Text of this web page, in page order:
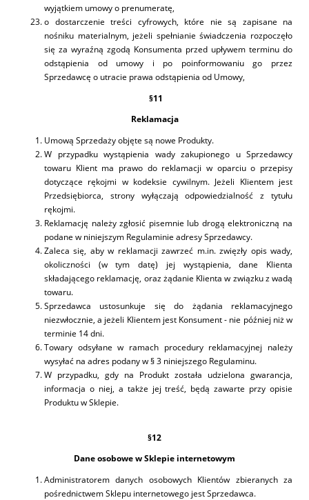
wyjątkiem umowy o prenumeratę,
o dostarczenie treści cyfrowych, które nie są zapisane na
nośniku materialnym, jeżeli spełnianie świadczenia rozpoczęło
się za wyraźną zgodą Konsumenta przed upływem terminu do
odstąpienia od umowy i po poinformowaniu go przez
Sprzedawcę o utracie prawa odstąpienia od Umowy,
§11
Reklamacja
Umową Sprzedaży objęte są nowe Produkty.
W przypadku wystąpienia wady zakupionego u Sprzedawcy
towaru Klient ma prawo do reklamacji w oparciu o przepisy
dotyczące rękojmi w kodeksie cywilnym. Jeżeli Klientem jest
Przedsiębiorca, strony wyłączają odpowiedzialność z tytułu
rękojmi.
Reklamację należy zgłosić pisemnie lub drogą elektroniczną na
podane w niniejszym Regulaminie adresy Sprzedawcy.
Zaleca się, aby w reklamacji zawrzeć m.in. zwięzły opis wady,
okoliczności (w tym datę) jej wystąpienia, dane Klienta
składającego reklamację, oraz żądanie Klienta w związku z wadą
towaru.
Sprzedawca ustosunkuje się do żądania reklamacyjnego
niezwłocznie, a jeżeli Klientem jest Konsument - nie później niż w
terminie 14 dni.
Towary odsyłane w ramach procedury reklamacyjnej należy
wysyłać na adres podany w § 3 niniejszego Regulaminu.
W przypadku, gdy na Produkt została udzielona gwarancja,
informacja o niej, a także jej treść, będą zawarte przy opisie
Produktu w Sklepie.
§12
Dane osobowe w Sklepie internetowym
Administratorem danych osobowych Klientów zbieranych za
pośrednictwem Sklepu internetowego jest Sprzedawca.